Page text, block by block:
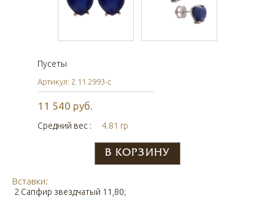
Пусеты
Артикул: 2.11.2993-с
11 540 руб.
Средний вес : 4.81 гр
Вставки:
2 Сапфир звездчатый 11,80;